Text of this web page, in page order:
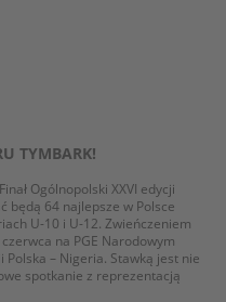
TYMBARK!
Ogólnopolski XXVI edycji
będą 64 najlepsze w Polsce
U-10 i U-12. Zwieńczeniem
na PGE Narodowym
– Nigeria. Stawką jest nie
spotkanie z reprezentacją